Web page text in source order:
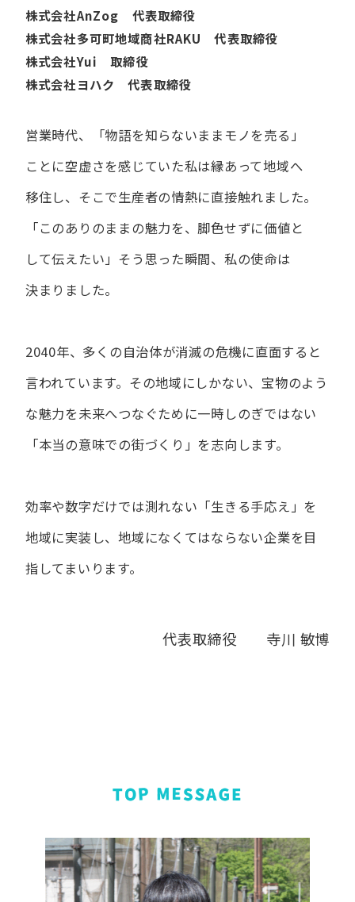
株式会社AnZog 代表取締役
株式会社多可町地域商社RAKU 代表取締役
株式会社Yui 取締役
株式会社ヨハク 代表取締役
営業時代、​「物語を​知らないまま​モノを​売る」
ことに​空虚さを​感じていた​私は縁あって​地域へ​
移住し、​そこで​生産者の​情熱に​直接触れました。
「この​ありの​ままの​魅力を、​脚色せずに​価値と​
して​伝えたい」 そう​思った​瞬間、​私の​使命は​
決まりました。
2040年、多くの自治体が消滅の危機に直面すると
言われています。 その地域にしかない、宝物のよう
な魅力を未来へつなぐために一時しのぎではない
「本当の意味での街づくり」を志向します。
効率や数字だけでは測れない「生きる手応え」を
地域に実装し、地域になくてはならない企業を目
指してまいります。
代表取締役 寺川 敏博